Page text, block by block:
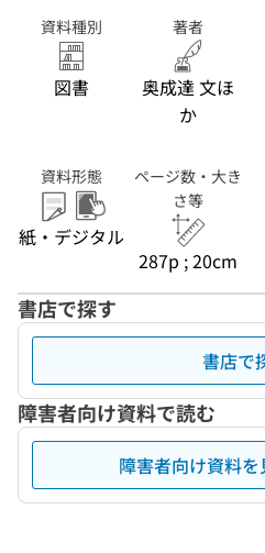
資料種別
図書
著者
奥成達 文ほ
か
資料形態
紙・デジタル
ページ数・大き
さ等
287p ; 20cm
書店で探す
書店で
障害者向け資料で読む
障害者向け資料を